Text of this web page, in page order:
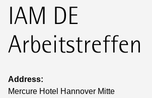
IAM DE
Arbeitstreffen
Address:
Mercure Hotel Hannover Mitte